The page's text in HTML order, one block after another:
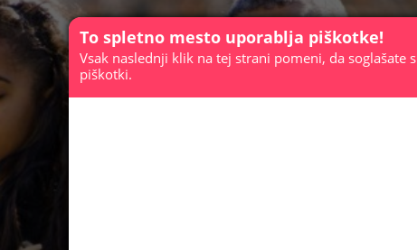
To spletno mesto uporablja piškotke!
Vsak naslednji klik na tej strani pomeni, da soglašate s
piškotki.